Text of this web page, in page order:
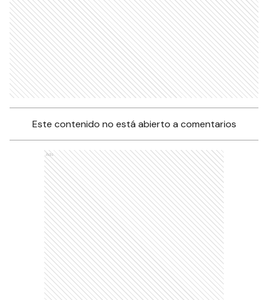
Este contenido no está abierto a comentarios
Ads